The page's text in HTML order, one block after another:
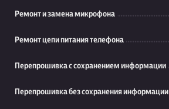
Ремонт и замена микрофона
Ремонт цепи питания телефона
Перепрошивка с сохранением информации
Перепрошивка без сохранения информации